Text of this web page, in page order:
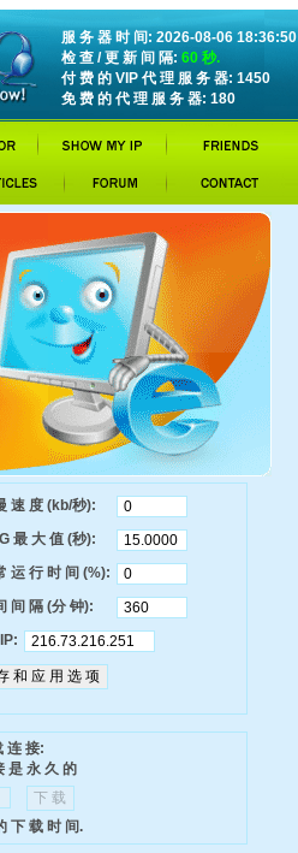
服 务 器 时 间: 2026-08-06 18:36:50
检 查 / 更 新 间 隔: 60 秒.
付 费 的 VIP 代 理 服 务 器: 1450
免 费 的 代 理 服 务 器: 180
速 度 (kb/秒):
最 大 值 (秒):
运 行 时 间 (%):
间 隔 (分 钟):
连 接:
是 永 久 的
下 载 时 间.